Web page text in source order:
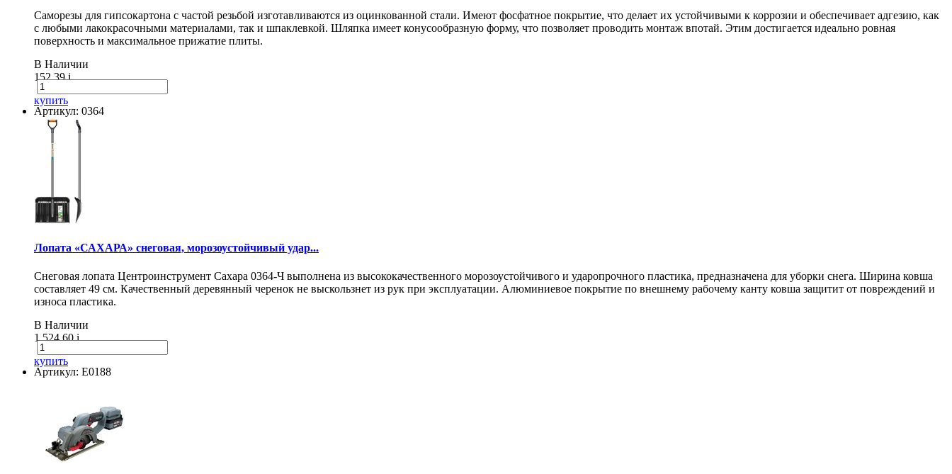
Саморезы для гипсокартона с частой резьбой изготавливаются из оцинкованной стали. Имеют фосфатное покрытие, что делает их устойчивыми к коррозии и обеспечивает адгезию, как
с любыми лакокрасочными материалами, так и шпаклевкой. Шляпка имеет конусообразную форму, что позволяет проводить монтаж впотай. Этим достигается идеально ровная
поверхность и максимальное прижатие плиты.
В Наличии
152.39i
купить
Артикул: 0364
Лопата «САХАРА» снеговая, морозоустойчивый удар...
Снеговая лопата Центроинструмент Сахара 0364-Ч выполнена из высококачественного морозоустойчивого и ударопрочного пластика, предназначена для уборки снега. Ширина ковша
составляет 49 см. Качественный деревянный черенок не выскользнет из рук при эксплуатации. Алюминиевое покрытие по внешнему рабочему канту ковша защитит от повреждений и
износа пластика.
В Наличии
1 524.60i
купить
Артикул: E0188